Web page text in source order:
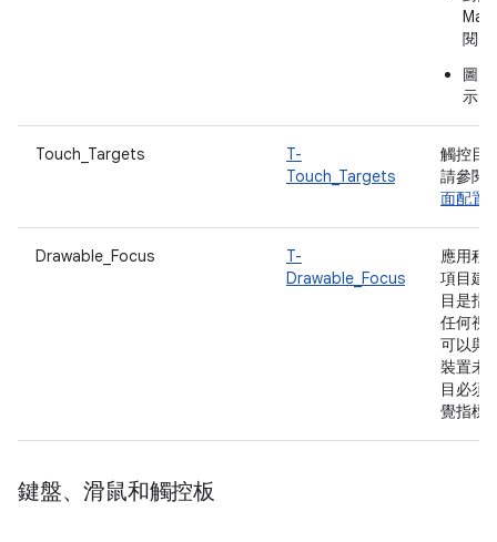
閱「
圖
示
Touch_Targets
T-
Touch_Targets
觸控目
請參閱
面配置
Drawable_Focus
T-
Drawable_Focus
應用程
項目建
目是指
任何視
可以與
裝置未
目必須
覺指標
鍵盤、滑鼠和觸控板